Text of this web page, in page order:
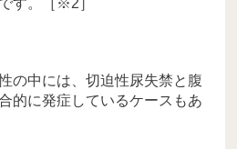
す。［※2］
の中には、切迫性尿失禁と腹
的に発症しているケースもあ